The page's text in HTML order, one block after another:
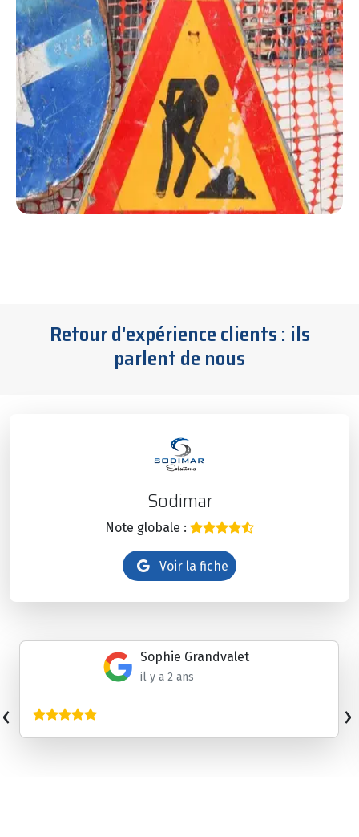
Retour d'expérience clients : ils
parlent de nous
Sodimar
Note globale :
Voir la fiche
Sophie Grandvalet
il y a 2 ans
‹ ›